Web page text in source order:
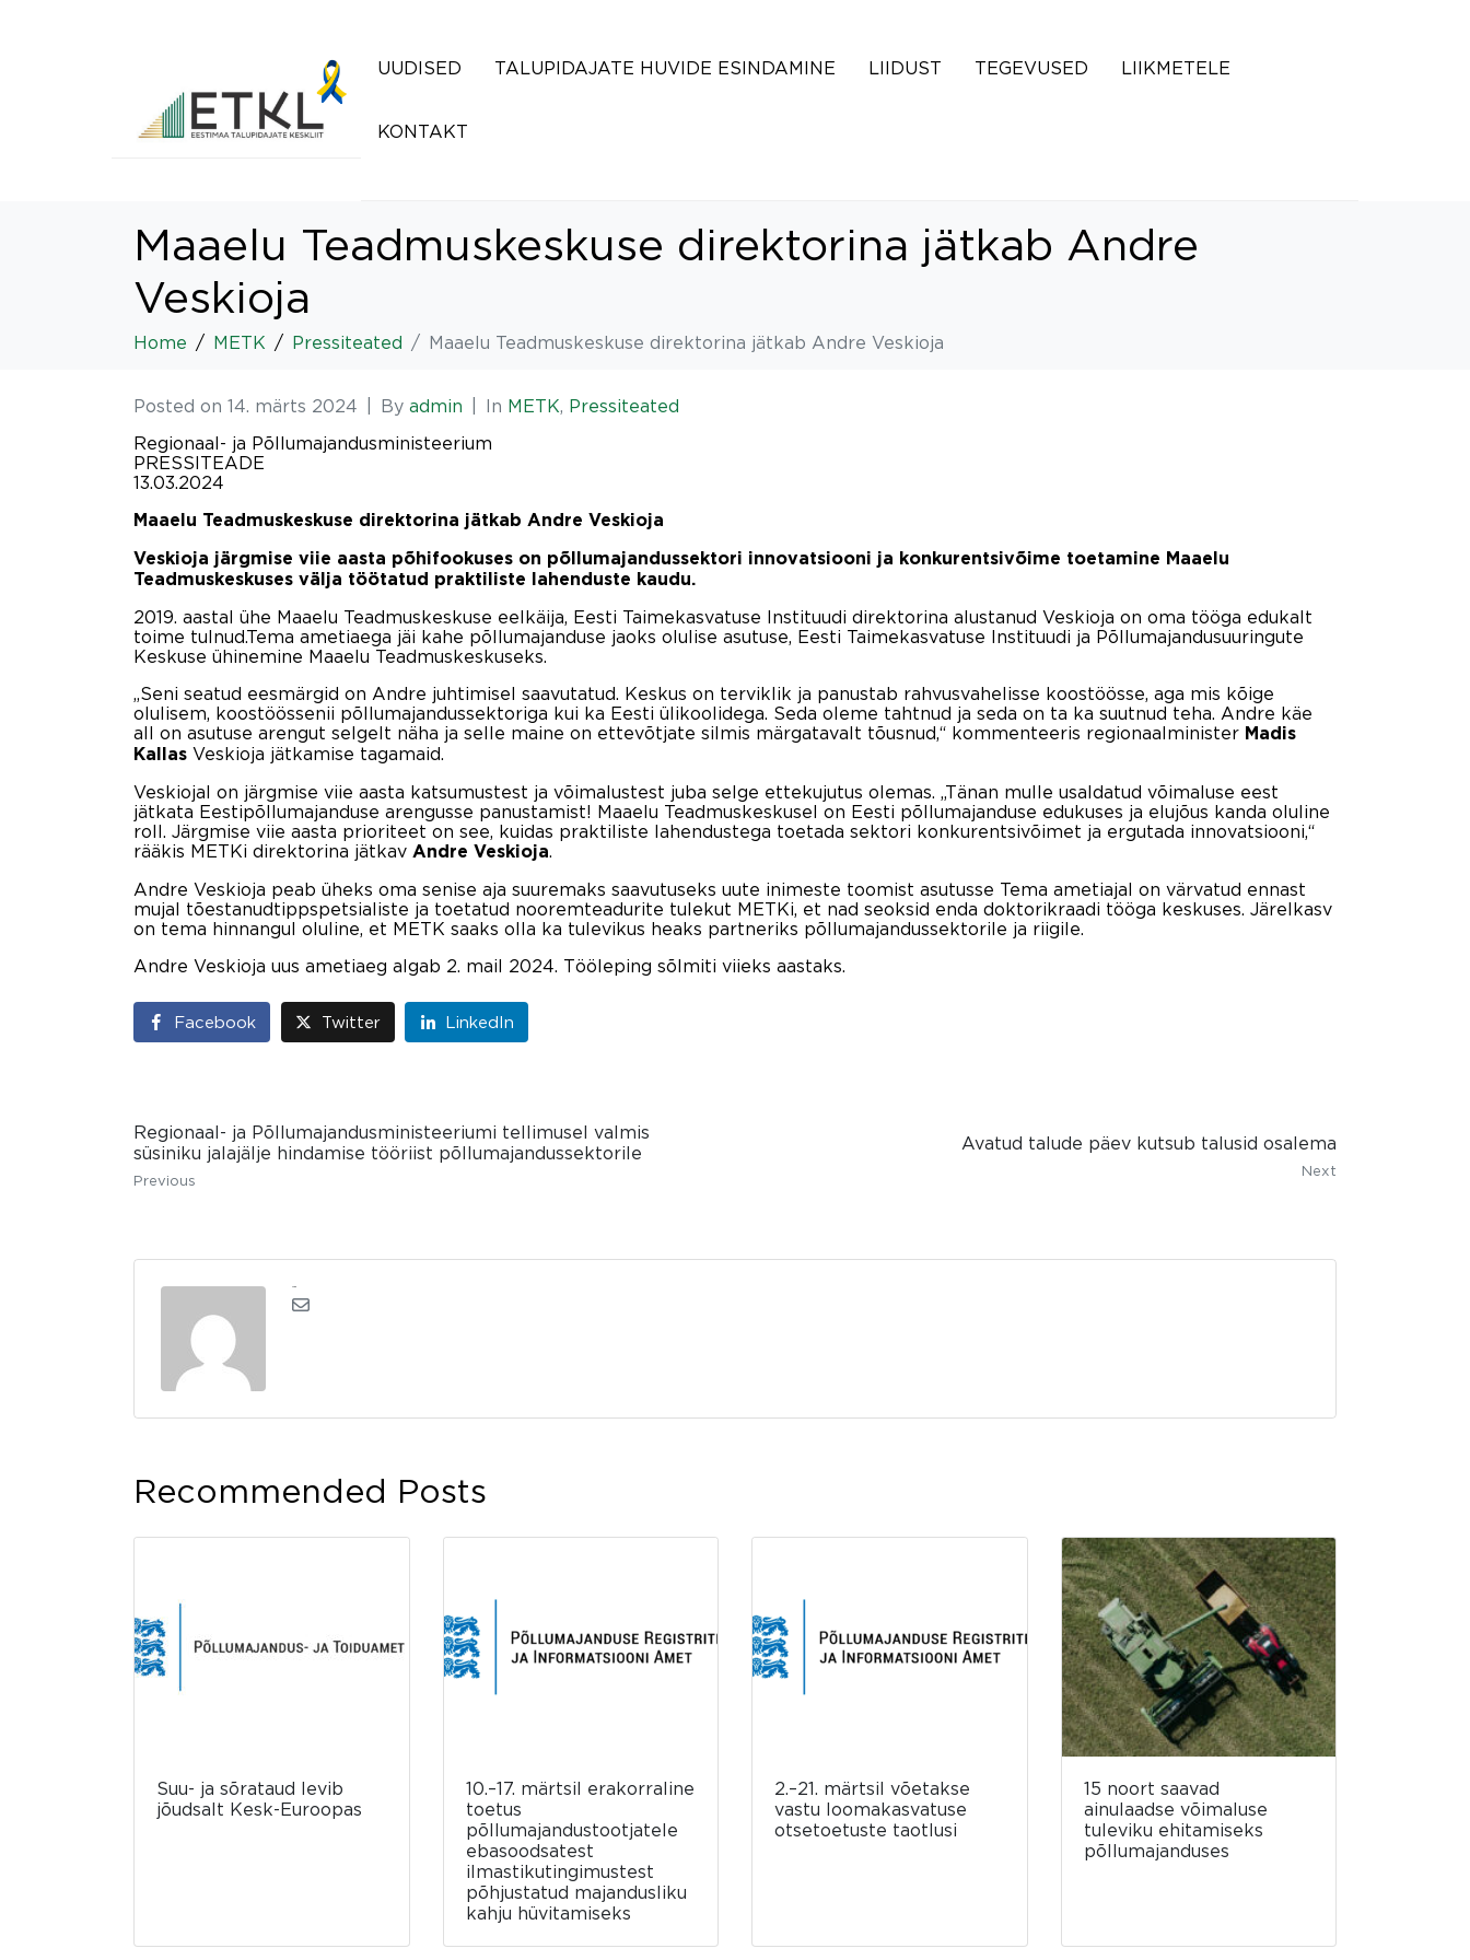
UUDISED TALUPIDAJATE HUVIDE ESINDAMINE LIIDUST TEGEVUSED LIIKMETELE
KONTAKT
Maaelu Teadmuskeskuse direktorina jätkab Andre
Veskioja
Home METK Pressiteated Maaelu Teadmuskeskuse direktorina jätkab Andre Veskioja
Posted on 14. märts 2024 By admin In METK, Pressiteated
Regionaal- ja Põllumajandusministeerium
PRESSITEADE
13.03.2024
Maaelu Teadmuskeskuse direktorina jätkab Andre Veskioja
Veskioja järgmise viie aasta põhifookuses on põllumajandussektori innovatsiooni ja konkurentsivõime toetamine Maaelu
Teadmuskeskuses välja töötatud praktiliste lahenduste kaudu.
2019. aastal ühe Maaelu Teadmuskeskuse eelkäija, Eesti Taimekasvatuse Instituudi direktorina alustanud Veskioja on oma tööga edukalt
toime tulnud.Tema ametiaega jäi kahe põllumajanduse jaoks olulise asutuse, Eesti Taimekasvatuse Instituudi ja Põllumajandusuuringute
Keskuse ühinemine Maaelu Teadmuskeskuseks.
„Seni seatud eesmärgid on Andre juhtimisel saavutatud. Keskus on terviklik ja panustab rahvusvahelisse koostöösse, aga mis kõige
olulisem, koostöössenii põllumajandussektoriga kui ka Eesti ülikoolidega. Seda oleme tahtnud ja seda on ta ka suutnud teha. Andre käe
all on asutuse arengut selgelt näha ja selle maine on ettevõtjate silmis märgatavalt tõusnud,“ kommenteeris regionaalminister Madis
Kallas Veskioja jätkamise tagamaid.
Veskiojal on järgmise viie aasta katsumustest ja võimalustest juba selge ettekujutus olemas. „Tänan mulle usaldatud võimaluse eest
jätkata Eestipõllumajanduse arengusse panustamist! Maaelu Teadmuskeskusel on Eesti põllumajanduse edukuses ja elujõus kanda oluline
roll. Järgmise viie aasta prioriteet on see, kuidas praktiliste lahendustega toetada sektori konkurentsivõimet ja ergutada innovatsiooni,“
rääkis METKi direktorina jätkav Andre Veskioja.
Andre Veskioja peab üheks oma senise aja suuremaks saavutuseks uute inimeste toomist asutusse Tema ametiajal on värvatud ennast
mujal tõestanudtippspetsialiste ja toetatud nooremteadurite tulekut METKi, et nad seoksid enda doktorikraadi tööga keskuses. Järelkasv
on tema hinnangul oluline, et METK saaks olla ka tulevikus heaks partneriks põllumajandussektorile ja riigile.
Andre Veskioja uus ametiaeg algab 2. mail 2024. Tööleping sõlmiti viieks aastaks.
Facebook Twitter LinkedIn
Regionaal- ja Põllumajandusministeeriumi tellimusel valmis
süsiniku jalajälje hindamise tööriist põllumajandussektorile
Previous
Avatud talude päev kutsub talusid osalema
Next
Recommended Posts
Suu- ja sõrataud levib
jõudsalt Kesk-Euroopas
10.–17. märtsil erakorraline
toetus
põllumajandustootjatele
ebasoodsatest
ilmastikutingimustest
põhjustatud majandusliku
kahju hüvitamiseks
2.–21. märtsil võetakse
vastu loomakasvatuse
otsetoetuste taotlusi
15 noort saavad
ainulaadse võimaluse
tuleviku ehitamiseks
põllumajanduses